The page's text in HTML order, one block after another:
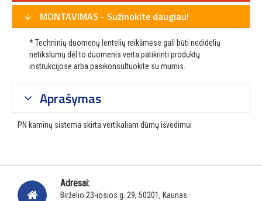
MONTAVIMAS - Sužinokite daugiau!
* Techninių duomenų lentelių reikšmėse gali būti nedidelių
netikslumų dėl to duomenis verta patikrinti produktų
instrukcijose arba pasikonsultuokite su mumis.
Aprašymas
PN kaminų sistema skirta vertikaliam dūmų išvedimui
Adresai:
Birželio 23-iosios g. 29, 50201, Kaunas